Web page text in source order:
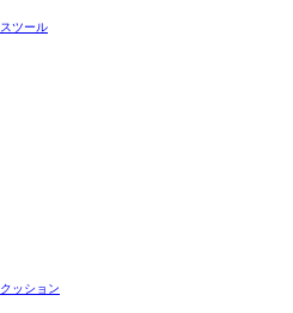
スツール
クッション